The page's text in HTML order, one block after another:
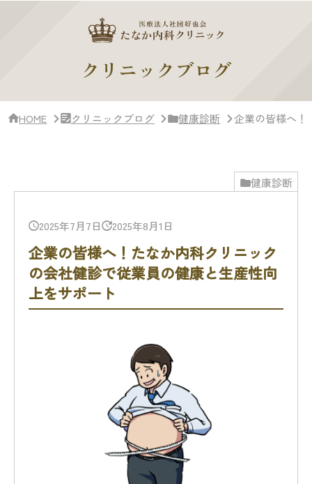
クリニックブログ
HOME クリニックブログ 健康診断 企業の皆様へ！
健康診断
2025年7月7日 2025年8月1日
企業の皆様へ！たなか内科クリニック
の会社健診で従業員の健康と生産性向
上をサポート